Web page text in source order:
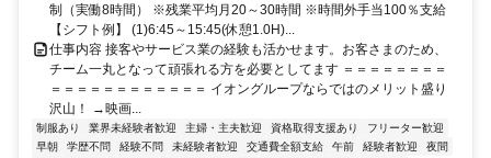
制（実働8時間） ※残業平均月20～30時間 ※時間外手当100％支給
【シフト例】 (1)6:45～15:45(休憩1.0H)...
仕事内容 接客やサービス業の経験も活かせます。お客さまのため、
チーム一丸となって頑張れる方を必要としてます ＝＝＝＝＝＝＝＝
＝＝＝＝＝＝＝＝＝＝＝＝ イオングループならではのメリット盛り
沢山！ →映画...
制服あり 業界未経験者歓迎 主婦・主夫歓迎 資格取得支援あり
フリーター歓迎
早朝
学歴不問 経験不問 未経験者歓迎 交通費全額支給 午前 経験者歓迎
夜間